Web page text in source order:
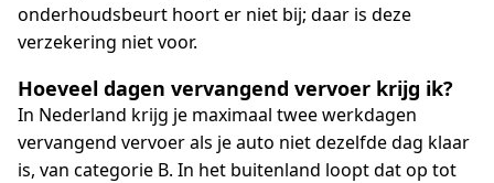
onderhoudsbeurt hoort er niet bij; daar is deze
verzekering niet voor.
Hoeveel dagen vervangend vervoer krijg ik?
In Nederland krijg je maximaal twee werkdagen
vervangend vervoer als je auto niet dezelfde dag klaar
is, van categorie B. In het buitenland loopt dat op tot